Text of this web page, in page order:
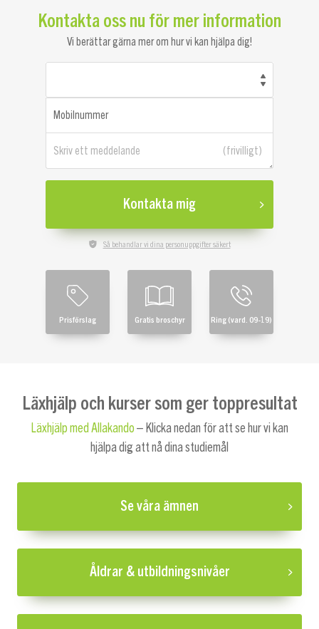
Kontakta oss nu för mer information
Vi berättar gärna mer om hur vi kan hjälpa dig!
Mobilnummer
Skriv ett meddelande
Kontakta mig
Så behandlar vi dina personuppgifter säkert
Prisförslag Gratis broschyr Ring (vard. 09-19)
Läxhjälp och kurser som ger toppresultat
Läxhjälp med Allakando – Klicka nedan för att se hur vi kan
hjälpa dig att nå dina studiemål
Se våra ämnen
Åldrar & utbildningsnivåer